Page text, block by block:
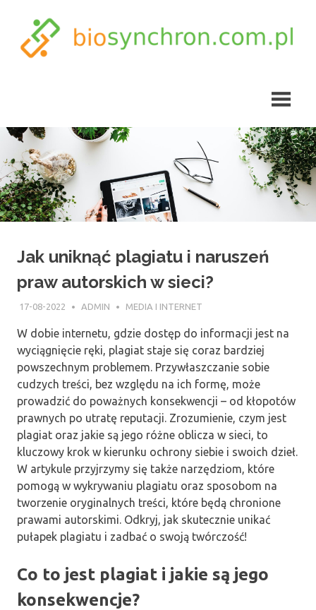
content
Jak uniknąć plagiatu i naruszeń
praw autorskich w sieci?
17-08-2022 ADMIN MEDIA I INTERNET
W dobie internetu, gdzie dostęp do informacji jest na
wyciągnięcie ręki, plagiat staje się coraz bardziej
powszechnym problemem. Przywłaszczanie sobie
cudzych treści, bez względu na ich formę, może
prowadzić do poważnych konsekwencji – od kłopotów
prawnych po utratę reputacji. Zrozumienie, czym jest
plagiat oraz jakie są jego różne oblicza w sieci, to
kluczowy krok w kierunku ochrony siebie i swoich dzieł.
W artykule przyjrzymy się także narzędziom, które
pomogą w wykrywaniu plagiatu oraz sposobom na
tworzenie oryginalnych treści, które będą chronione
prawami autorskimi. Odkryj, jak skutecznie unikać
pułapek plagiatu i zadbać o swoją twórczość!
Co to jest plagiat i jakie są jego
konsekwencje?